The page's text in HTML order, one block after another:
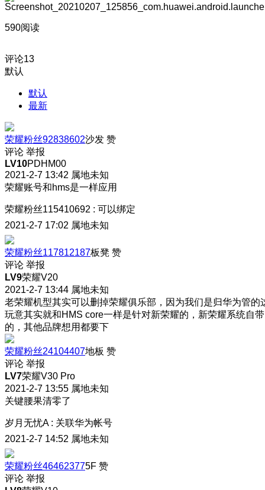
590阅读
评论13
默认
默认
最新
荣耀粉丝92838602沙发 赞
评论 举报
LV10PDHM00
2021-2-7 13:42 属地未知
荣耀账号和hms是一样应用
荣耀粉丝115410692 : 可以绑定
2021-2-7 17:02 属地未知
荣耀粉丝117812187板凳 赞
评论 举报
LV9荣耀V20
2021-2-7 13:44 属地未知
老荣耀机型其实可以删掉荣耀俱乐部，因为我们是归华为管的
玩意其实就和HMS core一样是针对新荣耀的，新荣耀系统自带
的，其他品牌想用都要下
荣耀粉丝24104407地板 赞
评论 举报
LV7荣耀V30 Pro
2021-2-7 13:55 属地未知
关键腰果清零了
岁月无忧A : 关联华为帐号
2021-2-7 14:52 属地未知
荣耀粉丝464623775F 赞
评论 举报